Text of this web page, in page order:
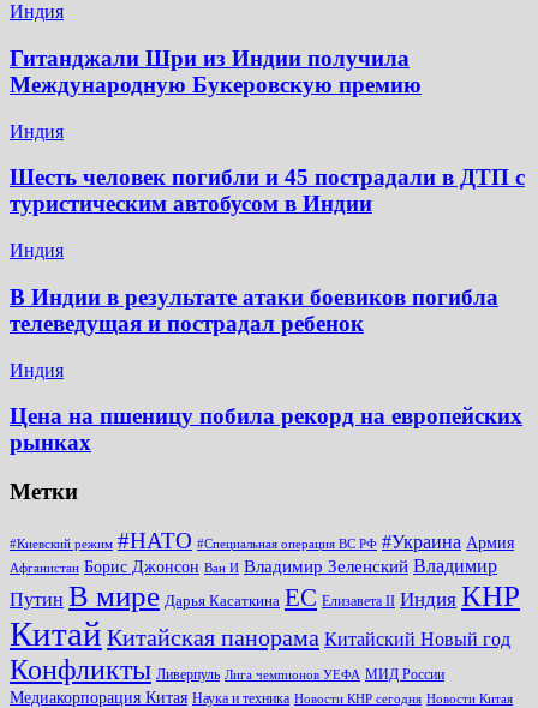
Индия
Гитанджали Шри из Индии получила
Международную Букеровскую премию
Индия
Шесть человек погибли и 45 пострадали в ДТП с
туристическим автобусом в Индии
Индия
В Индии в результате атаки боевиков погибла
телеведущая и пострадал ребенок
Индия
Цена на пшеницу побила рекорд на европейских
рынках
Метки
#Киевский режим #НАТО #Специальная операция ВС РФ #Украина Армия
Афганистан Борис Джонсон Ван И Владимир Зеленский Владимир
Путин В мире Дарья Касаткина ЕС Елизавета II Индия КНР
Китай Китайская панорама Китайский Новый год
Конфликты Ливерпуль Лига чемпионов УЕФА МИД России
Медиакорпорация Китая Наука и техника Новости КНР сегодня Новости Китая